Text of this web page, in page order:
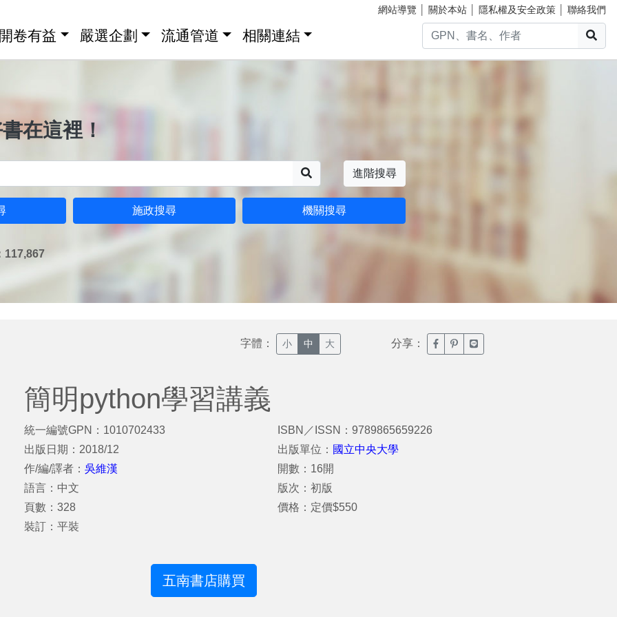
網站導覽 關於本站 隱私權及安全政策 聯絡我們
卷有益 嚴選企劃 流通管道 相關連結
在這裡！
進階搜尋
施政搜尋 機關搜尋
117,867
字體： 小 中 大 分享： 臉書分享(另開新視窗)
噗浪分享(另開新視窗)
Line分享(另開新視窗)
簡明python學習講義
統一編號GPN：1010702433
出版日期：2018/12
作/編/譯者： 吳維漢
語言：中文
頁數：328
裝訂：平裝
ISBN／ISSN：9789865659226
出版單位： 國立中央大學
開數：16開
版次：初版
價格：定價$550
五南書店購買